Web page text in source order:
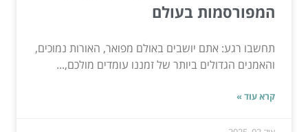
המפורסמות בעולם
תחשבו רגע: אתם יושבים באולם מפואר, האורות נמוכים,
והאמנים הגדולים ביותר של זמננו עומדים מולכם,...
קרא עוד »